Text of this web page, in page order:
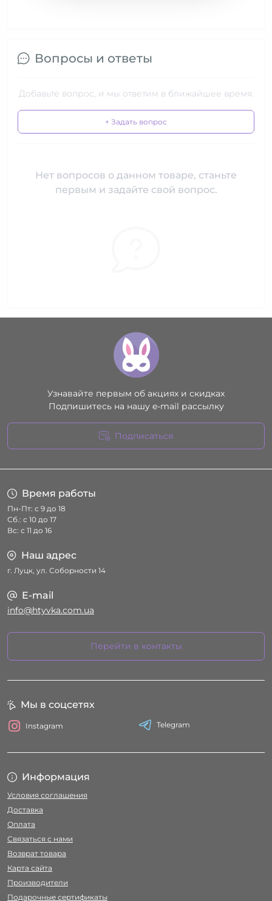
Вопросы и ответы
Добавьте вопрос, и мы ответим в ближайшее время.
+ Задать вопрос
Нет вопросов о данном товаре, станьте
первым и задайте свой вопрос.
Узнавайте первым об акциях и скидках
Подпишитесь на нашу e-mail рассылку
Подписаться
Время работы
Пн-Пт: с 9 до 18
Сб.: с 10 до 17
Вс: с 11 до 16
Наш адрес
г. Луцк, ул. Соборности 14
E-mail
info@htyvka.com.ua
Перейти в контакты
Информация
Условия соглашения
Доставка
Оплата
Связаться с нами
Возврат товара
Карта сайта
Производители
Подарочные сертификаты
Мы в соцсетях
Instagram Telegram